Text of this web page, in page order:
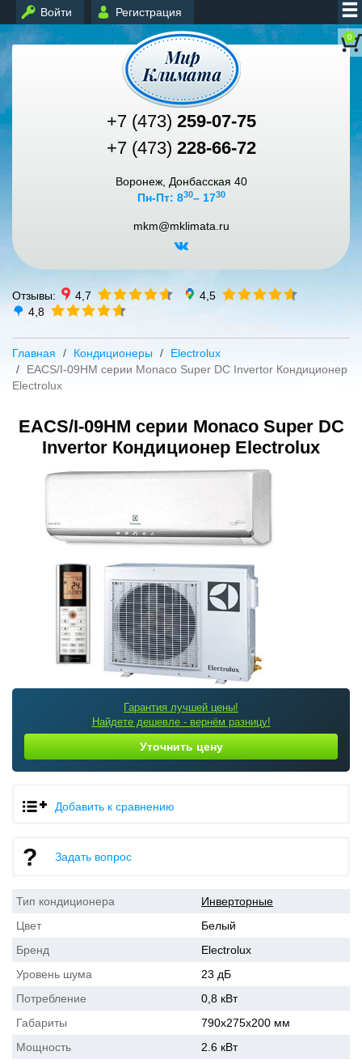
Войти Регистрация
0
+7 (473) 259-07-75
+7 (473) 228-66-72
Воронеж, Донбасская 40
Пн-Пт: 830– 1730
mkm@mklimata.ru
Отзывы: 4,7
4,5
4,8
Главная Кондиционеры
Electrolux
EACS/I-09HM серии Monaco Super DC Invertor Кондиционер
Electrolux
EACS/I-09HM серии Monaco Super DC
Invertor Кондиционер Electrolux
Гарантия лучшей цены!
Найдете дешевле - вернём разницу!
Уточнить цену
Добавить к сравнению
Задать вопрос
Тип кондиционера
Инверторные
Цвет
Белый
Бренд
Electrolux
Уровень шума
23 дБ
Потребление
0,8 кВт
Габариты
790x275x200 мм
Мощность
2.6 кВт